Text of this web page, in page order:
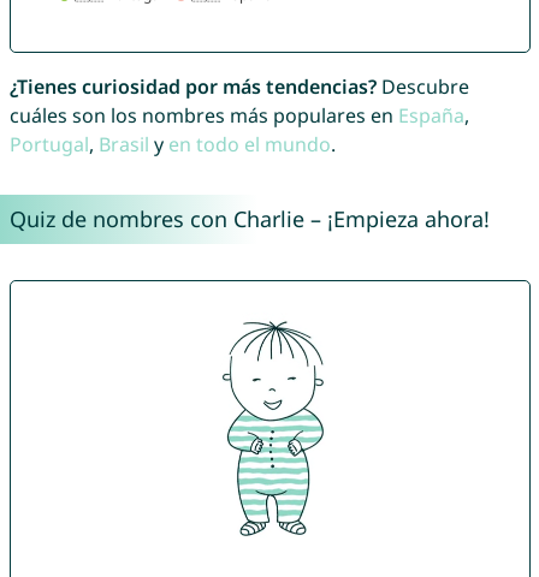
¿Tienes curiosidad por más tendencias?Descubre
cuáles son los nombres más populares en España,
Portugal, Brasil y en todo el mundo.
Quiz de nombres con Charlie – ¡Empieza ahora!